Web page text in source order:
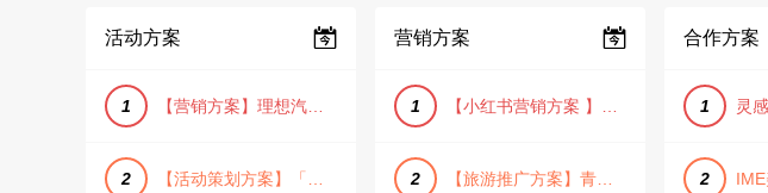
活动方案
1 【营销方案】理想汽车车主露营户外旅行保客活动策划方案
2 【活动策划方案】「团圆盛景」趣味中秋游园会活动策划方案
营销方案
1 【小红书营销方案 】2025小红书节日大促节点大促IP营销方案
2 【旅游推广方案】青岛城市活力与山海魅力旅游推广方案（PPT格式）
合作方案
1
2